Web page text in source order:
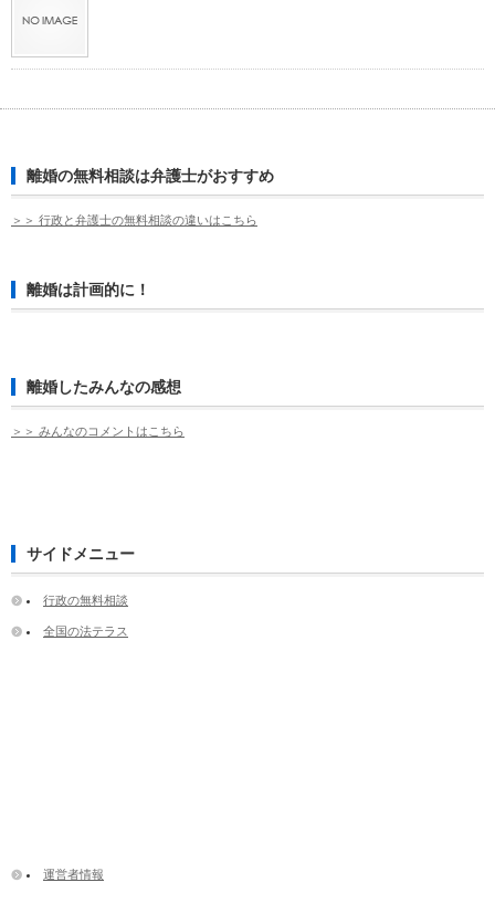
離婚の無料相談は弁護士がおすすめ
＞＞ 行政と弁護士の無料相談の違いはこちら
離婚は計画的に！
離婚したみんなの感想
＞＞ みんなのコメントはこちら
サイドメニュー
行政の無料相談
全国の法テラス
運営者情報